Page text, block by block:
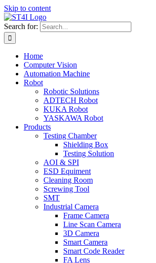
Skip to content
Search for:
Home
Computer Vision
Automation Machine
Robot
Robotic Solutions
ADTECH Robot
KUKA Robot
YASKAWA Robot
Products
Testing Chamber
Shielding Box
Testing Solution
AOI & SPI
ESD Equiment
Cleaning Room
Screwing Tool
SMT
Industrial Camera
Frame Camera
Line Scan Camera
3D Camera
Smart Camera
Smart Code Reader
FA Lens